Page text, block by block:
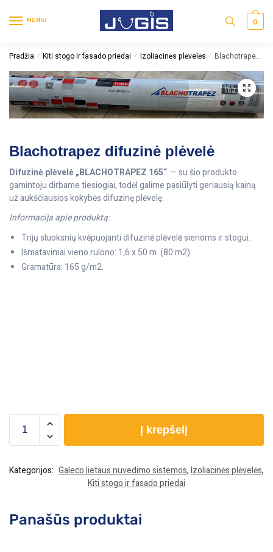
MENIU 0
Pradžia / Kiti stogo ir fasado priedai / Izoliacinės plėvelės / Blachotrapez difuzinė plėvelė
Blachotrapez difuzinė plėvelė
Difuzinė plėvelė „BLACHOTRAPEZ 165“ – su šio produkto
gamintoju dirbame tiesiogiai, todėl galime pasiūlyti geriausią kainą
už aukščiausios kokybės difuzinę plėvelę.
Informacija apie produktą:
Trijų sluoksnių kvėpuojanti difuzinė plėvelė sienoms ir stogui.
Išmatavimai vieno rulono: 1,6 x 50 m. (80 m2).
Gramatūra: 165 g/m2.
Į krepšelį
Kategorijos: Galeco lietaus nuvedimo sistemos,Izoliacinės plėvelės,
Kiti stogo ir fasado priedai
Panašūs produktai